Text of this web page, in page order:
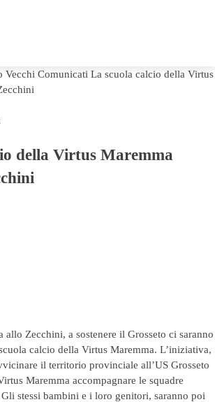
Vecchi Comunicati La scuola calcio della Virtus
della Virtus Maremma
allo Zecchini, a sostenere il Grosseto ci saranno
calcio della Virtus Maremma. L’iniziativa,
il territorio provinciale all’US Grosseto
Maremma accompagnare le squadre
stessi bambini e i loro genitori, saranno poi